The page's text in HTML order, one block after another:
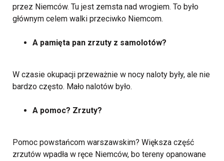
przez Niemców. Tu jest zemsta nad wrogiem. To było
głównym celem walki przeciwko Niemcom.
A pamięta pan zrzuty z samolotów?
W czasie okupacji przeważnie w nocy naloty były, ale nie
bardzo często. Mało nalotów było.
A pomoc? Zrzuty?
Pomoc powstańcom warszawskim? Większa część
zrzutów wpadła w ręce Niemców, bo tereny opanowane